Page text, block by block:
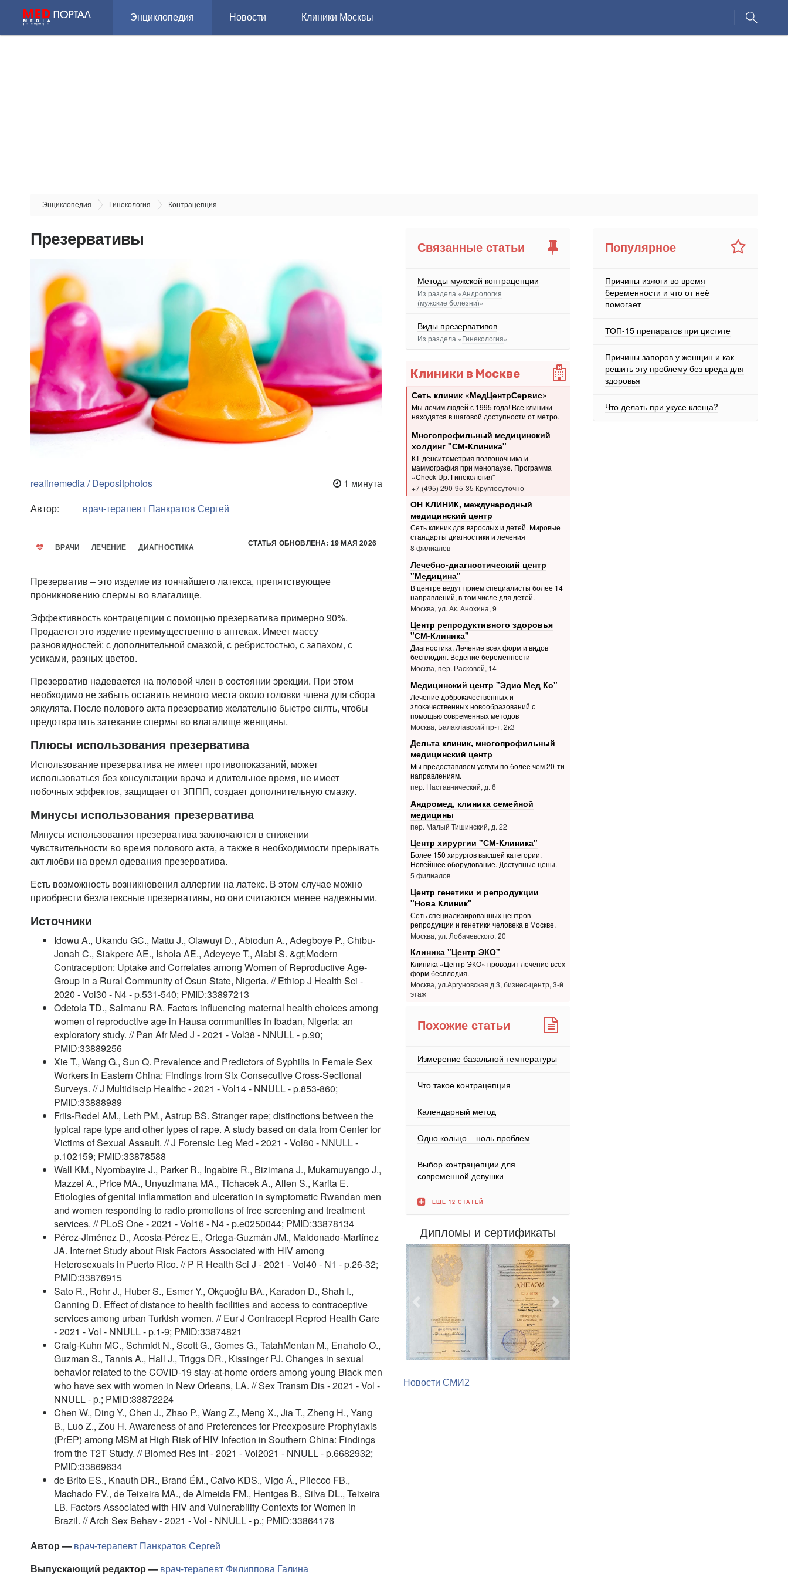
Энциклопедия Новости Клиники Москвы
Энциклопедия Гинекология Контрацепция
Презервативы
realinemedia / Depositphotos
1 минута
Автор:
врач-терапевт Панкратов Сергей
ВРАЧИ ЛЕЧЕНИЕ ДИАГНОСТИКА СТАТЬЯ ОБНОВЛЕНА: 19 МАЯ 2026
Презерватив – это изделие из тончайшего латекса, препятствующее
проникновению спермы во влагалище.
Эффективность контрацепции с помощью презерватива примерно 90%.
Продается это изделие преимущественно в аптеках. Имеет массу
разновидностей: с дополнительной смазкой, с ребристостью, с запахом, с
усиками, разных цветов.
Презерватив надевается на половой член в состоянии эрекции. При этом
необходимо не забыть оставить немного места около головки члена для сбора
эякулята. После полового акта презерватив желательно быстро снять, чтобы
предотвратить затекание спермы во влагалище женщины.
Плюсы использования презерватива
Использование презерватива не имеет противопоказаний, может
использоваться без консультации врача и длительное время, не имеет
побочных эффектов, защищает от ЗППП, создает дополнительную смазку.
Минусы использования презерватива
Минусы использования презерватива заключаются в снижении
чувствительности во время полового акта, а также в необходимости прерывать
акт любви на время одевания презерватива.
Есть возможность возникновения аллергии на латекс. В этом случае можно
приобрести безлатексные презервативы, но они считаются менее надежными.
Источники
Idowu A., Ukandu GC., Mattu J., Olawuyi D., Abiodun A., Adegboye P., Chibu-
Jonah C., Siakpere AE., Ishola AE., Adeyeye T., Alabi S. &gt;Modern
Contraception: Uptake and Correlates among Women of Reproductive Age-
Group in a Rural Community of Osun State, Nigeria. // Ethiop J Health Sci -
2020 - Vol30 - N4 - p.531-540; PMID:33897213
Odetola TD., Salmanu RA. Factors influencing maternal health choices among
women of reproductive age in Hausa communities in Ibadan, Nigeria: an
exploratory study. // Pan Afr Med J - 2021 - Vol38 - NNULL - p.90;
PMID:33889256
Xie T., Wang G., Sun Q. Prevalence and Predictors of Syphilis in Female Sex
Workers in Eastern China: Findings from Six Consecutive Cross-Sectional
Surveys. // J Multidiscip Healthc - 2021 - Vol14 - NNULL - p.853-860;
PMID:33888989
Friis-Rødel AM., Leth PM., Astrup BS. Stranger rape; distinctions between the
typical rape type and other types of rape. A study based on data from Center for
Victims of Sexual Assault. // J Forensic Leg Med - 2021 - Vol80 - NNULL -
p.102159; PMID:33878588
Wall KM., Nyombayire J., Parker R., Ingabire R., Bizimana J., Mukamuyango J.,
Mazzei A., Price MA., Unyuzimana MA., Tichacek A., Allen S., Karita E.
Etiologies of genital inflammation and ulceration in symptomatic Rwandan men
and women responding to radio promotions of free screening and treatment
services. // PLoS One - 2021 - Vol16 - N4 - p.e0250044; PMID:33878134
Pérez-Jiménez D., Acosta-Pérez E., Ortega-Guzmán JM., Maldonado-Martínez
JA. Internet Study about Risk Factors Associated with HIV among
Heterosexuals in Puerto Rico. // P R Health Sci J - 2021 - Vol40 - N1 - p.26-32;
PMID:33876915
Sato R., Rohr J., Huber S., Esmer Y., Okçuoğlu BA., Karadon D., Shah I.,
Canning D. Effect of distance to health facilities and access to contraceptive
services among urban Turkish women. // Eur J Contracept Reprod Health Care
- 2021 - Vol - NNULL - p.1-9; PMID:33874821
Craig-Kuhn MC., Schmidt N., Scott G., Gomes G., TatahMentan M., Enaholo O.,
Guzman S., Tannis A., Hall J., Triggs DR., Kissinger PJ. Changes in sexual
behavior related to the COVID-19 stay-at-home orders among young Black men
who have sex with women in New Orleans, LA. // Sex Transm Dis - 2021 - Vol -
NNULL - p.; PMID:33872224
Chen W., Ding Y., Chen J., Zhao P., Wang Z., Meng X., Jia T., Zheng H., Yang
B., Luo Z., Zou H. Awareness of and Preferences for Preexposure Prophylaxis
(PrEP) among MSM at High Risk of HIV Infection in Southern China: Findings
from the T2T Study. // Biomed Res Int - 2021 - Vol2021 - NNULL - p.6682932;
PMID:33869634
de Brito ES., Knauth DR., Brand ÉM., Calvo KDS., Vigo Á., Pilecco FB.,
Machado FV., de Teixeira MA., de Almeida FM., Hentges B., Silva DL., Teixeira
LB. Factors Associated with HIV and Vulnerability Contexts for Women in
Brazil. // Arch Sex Behav - 2021 - Vol - NNULL - p.; PMID:33864176
Автор — врач-терапевт Панкратов Сергей
Выпускающий редактор — врач-терапевт Филиппова Галина
Связанные статьи
Методы мужской контрацепции
Из раздела «Андрология
(мужские болезни)»
Виды презервативов
Из раздела «Гинекология»
Клиники в Москве
Сеть клиник «МедЦентрСервис»
Мы лечим людей с 1995 года! Все клиники
находятся в шаговой доступности от метро.
Многопрофильный медицинский
холдинг "СМ-Клиника"
КТ-денситометрия позвоночника и
маммография при менопаузе. Программа
«Check Up. Гинекология"
+7 (495) 290-95-35 Круглосуточно
ОН КЛИНИК, международный
медицинский центр
Сеть клиник для взрослых и детей. Мировые
стандарты диагностики и лечения
8 филиалов
Лечебно-диагностический центр
"Медицина"
В центре ведут прием специалисты более 14
направлений, в том числе для детей.
Москва, ул. Ак. Анохина, 9
Центр репродуктивного здоровья
"СМ-Клиника"
Диагностика. Лечение всех форм и видов
бесплодия. Ведение беременности
Москва, пер. Расковой, 14
Медицинский центр "Эдис Мед Ко"
Лечение доброкачественных и
злокачественных новообразований с
помощью современных методов
Москва, Балаклавский пр-т, 2к3
Дельта клиник, многопрофильный
медицинский центр
Мы предоставляем услуги по более чем 20-ти
направлениям.
пер. Наставнический, д. 6
Андромед, клиника семейной
медицины
пер. Малый Тишинский, д. 22
Центр хирургии "СМ-Клиника"
Более 150 хирургов высшей категории.
Новейшее оборудование. Доступные цены.
5 филиалов
Центр генетики и репродукции
"Нова Клиник"
Сеть специализированных центров
репродукции и генетики человека в Москве.
Москва, ул. Лобачевского, 20
Клиника "Центр ЭКО"
Клиника «Центр ЭКО» проводит лечение всех
форм бесплодия.
Москва, ул.Аргуновская д.3, бизнес-центр, 3-й
этаж
Похожие статьи
Измерение базальной температуры
Что такое контрацепция
Календарный метод
Одно кольцо – ноль проблем
Выбор контрацепции для
современной девушки
ЕЩЕ 12 СТАТЕЙ
Дипломы и сертификаты
Предыдущий Следующий
Популярное
Причины изжоги во время
беременности и что от неё
помогает
ТОП-15 препаратов при цистите
Причины запоров у женщин и как
решить эту проблему без вреда для
здоровья
Что делать при укусе клеща?
Новости СМИ2